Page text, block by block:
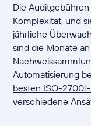
Die
Komplexität, und
jährliche
sind die Monate
Automatisierung
besten ISO-
verschiedene